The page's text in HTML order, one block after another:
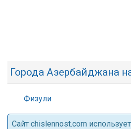
Города Азербайджана
Физули
Cайт chislennost.com